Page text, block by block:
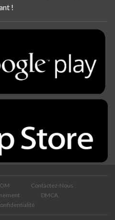
!
Contactez-Nous
DMCA